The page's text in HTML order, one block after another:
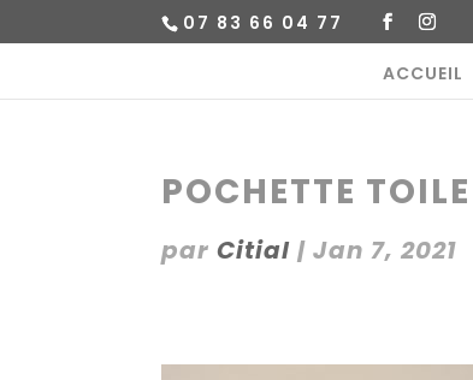
07 83 66 04 77
ACCUEIL
POCHETTE
parCitial |Jan 7, 2021